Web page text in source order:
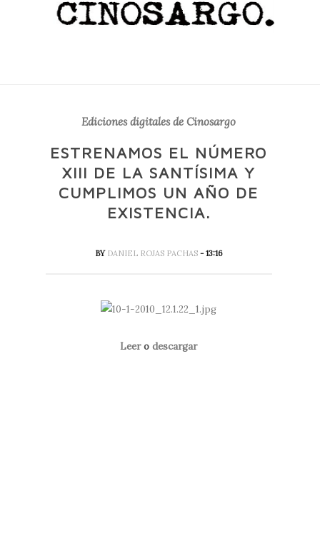
Ediciones digitales de Cinosargo
ESTRENAMOS EL NÚMERO
XIII DE LA SANTÍSIMA Y
CUMPLIMOS UN AÑO DE
EXISTENCIA.
BY DANIEL ROJAS PACHAS - 13:16
Leerodescargar